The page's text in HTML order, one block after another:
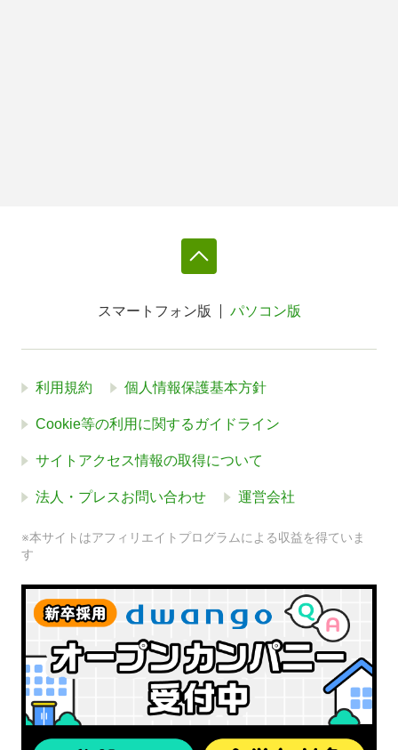
スマートフォン版 パソコン版
利用規約 個人情報保護基本方針
Cookie等の利用に関するガイドライン
サイトアクセス情報の取得について
法人・プレスお問い合わせ 運営会社
※本サイトはアフィリエイトプログラムによる収益を得ていま
す